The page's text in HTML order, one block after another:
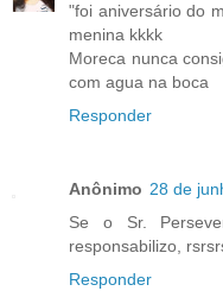
"foi aniversário do
menina kkkk
Moreca nunca
com agua na boca
Responder
Anônimo 28 de
Se o Sr.
responsabilizo,
Responder